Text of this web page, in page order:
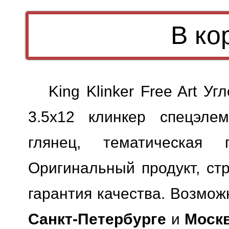
King Klinker Free Art
3.5x12 клинкер
глянец, тематическая
Оригинальный продукт,
гарантия качества.
Санкт-Петербурге и